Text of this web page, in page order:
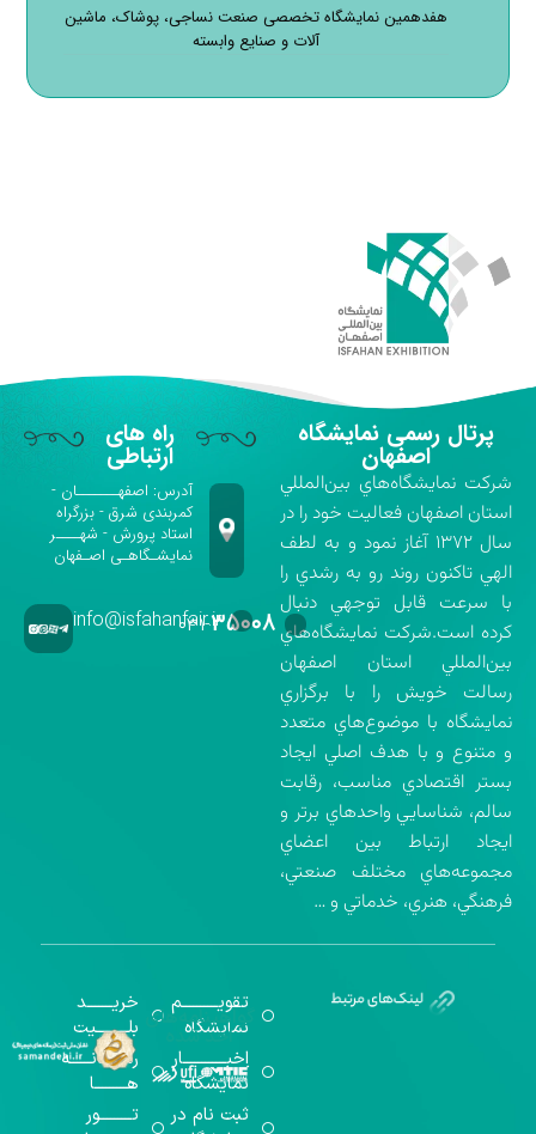
هفدهمین نمایشگاه تخصصی صنعت نساجی، پوشاک، ماشین
آلات و صنایع وابسته
پرتال رسمی نمایشگاه
اصفهان
شركت نمايشگاه‌هاي بين‌المللي
استان اصفهان فعاليت خود را در
سال ۱۳۷۲ آغاز نمود و به لطف
الهي تاكنون روند رو به رشدي را
با سرعت قابل توجهي دنبال
كرده است.شركت نمايشگاه‌هاي
بين‌المللي استان اصفهان
رسالت خويش را با برگزاري
نمايشگاه با موضوع‌هاي متعدد
و متنوع و با هدف اصلي ايجاد
بستر اقتصادي مناسب، رقابت
سالم، شناسايي واحدهاي برتر و
ايجاد ارتباط بين اعضاي
مجموعه‌هاي مختلف صنعتي،
فرهنگي، هنري، خدماتي و …
راه های
ارتباطی
آدرس: اصفهـــــــان -
کمربندی شرق - بزرگراه
استاد پرورش - شهــــر
نمایشـگاهـی اصـفهان
۰۳۱-۳۵۰۰۸info@isfahanfair.ir
تقویــــــــــم
نمایشگاه
اخبــــــــــــار
نمایشگاه
ثبت نام در
خریـــــــد
بلـــــــــیت
رســـــانــــــه
هـــــــــا
تـــــــــور
گواهینامه‌های
اخذ شده